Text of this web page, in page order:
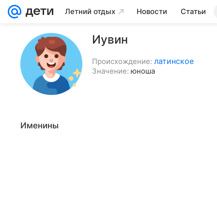
Летний отдых Новости Статьи
Иувин
Происхождение: латинское
Значение: юноша
Именины